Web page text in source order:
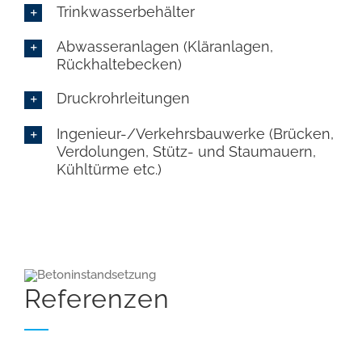
Trinkwasserbehälter
Abwasseranlagen (Kläranlagen,
Rückhaltebecken)
Druckrohrleitungen
Ingenieur-/Verkehrsbauwerke (Brücken,
Verdolungen, Stütz- und Staumauern,
Kühltürme etc.)
Referenzen